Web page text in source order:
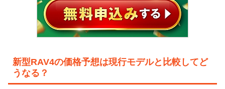
新型RAV4の価格予想は現行モデルと比較してど
うなる？